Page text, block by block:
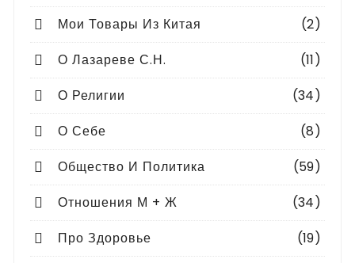
Мои Товары Из Китая
(2)
О Лазареве С.Н.
(11)
О Религии
(34)
О Себе
(8)
Общество И Политика
(59)
Отношения М + Ж
(34)
Про Здоровье
(19)